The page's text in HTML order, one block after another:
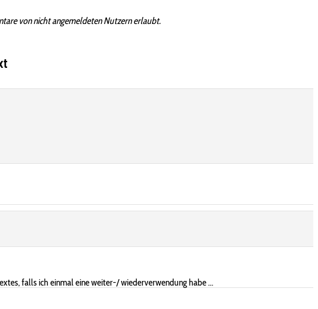
von nicht angemeldeten Nutzern erlaubt.
falls ich einmal eine weiter-/ wiederverwendung habe ...